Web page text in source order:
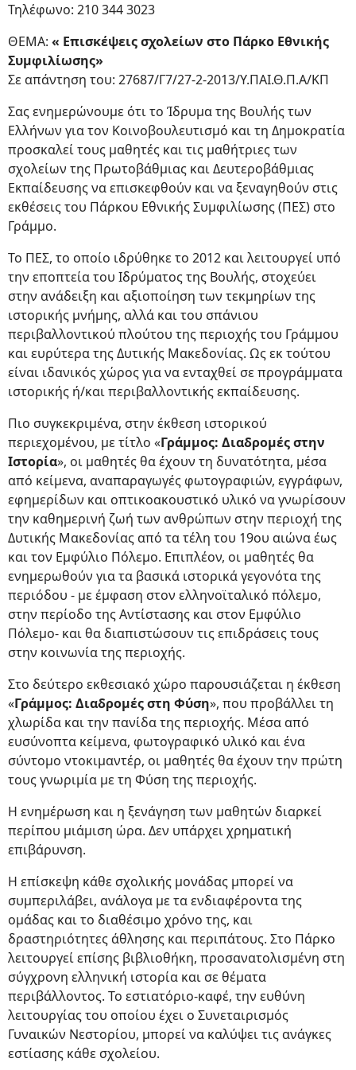
Τηλέφωνο: 210 344 3023
ΘΕΜΑ: « Επισκέψεις σχολείων στο Πάρκο Εθνικής
Συμφιλίωσης»
Σε απάντηση του: 27687/Γ7/27-2-2013/Υ.ΠΑΙ.Θ.Π.Α/ΚΠ
Σας ενημερώνουμε ότι το Ίδρυμα της Βουλής των
Ελλήνων για τον Κοινοβουλευτισμό και τη Δημοκρατία
προσκαλεί τους μαθητές και τις μαθήτριες των
σχολείων της Πρωτοβάθμιας και Δευτεροβάθμιας
Εκπαίδευσης να επισκεφθούν και να ξεναγηθούν στις
εκθέσεις του Πάρκου Εθνικής Συμφιλίωσης (ΠΕΣ) στο
Γράμμο.
Το ΠΕΣ, το οποίο ιδρύθηκε το 2012 και λειτουργεί υπό
την εποπτεία του Ιδρύματος της Βουλής, στοχεύει
στην ανάδειξη και αξιοποίηση των τεκμηρίων της
ιστορικής μνήμης, αλλά και του σπάνιου
περιβαλλοντικού πλούτου της περιοχής του Γράμμου
και ευρύτερα της Δυτικής Μακεδονίας. Ως εκ τούτου
είναι ιδανικός χώρος για να ενταχθεί σε προγράμματα
ιστορικής ή/και περιβαλλοντικής εκπαίδευσης.
Πιο συγκεκριμένα, στην έκθεση ιστορικού
περιεχομένου, με τίτλο «Γράμμος: Διαδρομές στην
Ιστορία», οι μαθητές θα έχουν τη δυνατότητα, μέσα
από κείμενα, αναπαραγωγές φωτογραφιών, εγγράφων,
εφημερίδων και οπτικοακουστικό υλικό να γνωρίσουν
την καθημερινή ζωή των ανθρώπων στην περιοχή της
Δυτικής Μακεδονίας από τα τέλη του 19ου αιώνα έως
και τον Εμφύλιο Πόλεμο. Επιπλέον, οι μαθητές θα
ενημερωθούν για τα βασικά ιστορικά γεγονότα της
περιόδου - με έμφαση στον ελληνοϊταλικό πόλεμο,
στην περίοδο της Αντίστασης και στον Εμφύλιο
Πόλεμο- και θα διαπιστώσουν τις επιδράσεις τους
στην κοινωνία της περιοχής.
Στο δεύτερο εκθεσιακό χώρο παρουσιάζεται η έκθεση
«Γράμμος: Διαδρομές στη Φύση», που προβάλλει τη
χλωρίδα και την πανίδα της περιοχής. Μέσα από
ευσύνοπτα κείμενα, φωτογραφικό υλικό και ένα
σύντομο ντοκιμαντέρ, οι μαθητές θα έχουν την πρώτη
τους γνωριμία με τη Φύση της περιοχής.
Η ενημέρωση και η ξενάγηση των μαθητών διαρκεί
περίπου μιάμιση ώρα. Δεν υπάρχει χρηματική
επιβάρυνση.
Η επίσκεψη κάθε σχολικής μονάδας μπορεί να
συμπεριλάβει, ανάλογα με τα ενδιαφέροντα της
ομάδας και το διαθέσιμο χρόνο της, και
δραστηριότητες άθλησης και περιπάτους. Στο Πάρκο
λειτουργεί επίσης βιβλιοθήκη, προσανατολισμένη στη
σύγχρονη ελληνική ιστορία και σε θέματα
περιβάλλοντος. Το εστιατόριο-καφέ, την ευθύνη
λειτουργίας του οποίου έχει ο Συνεταιρισμός
Γυναικών Νεστορίου, μπορεί να καλύψει τις ανάγκες
εστίασης κάθε σχολείου.